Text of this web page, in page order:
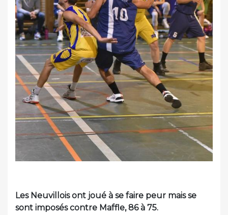
Les Neuvillois ont joué à se faire peur mais se
sont imposés contre Maffle, 86 à 75.